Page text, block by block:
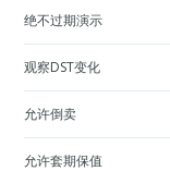
绝不过期演示
观察DST变化
允许倒卖
允许套期保值